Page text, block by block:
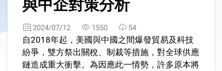
與中企對策分析
2024/07/12 1550 54
自2018年起，美國與中國之間爆發貿易及科技
紛爭，雙方祭出關稅、制裁等措施，對全球供應
鏈造成重大衝擊。為因應此一情勢，許多原本將